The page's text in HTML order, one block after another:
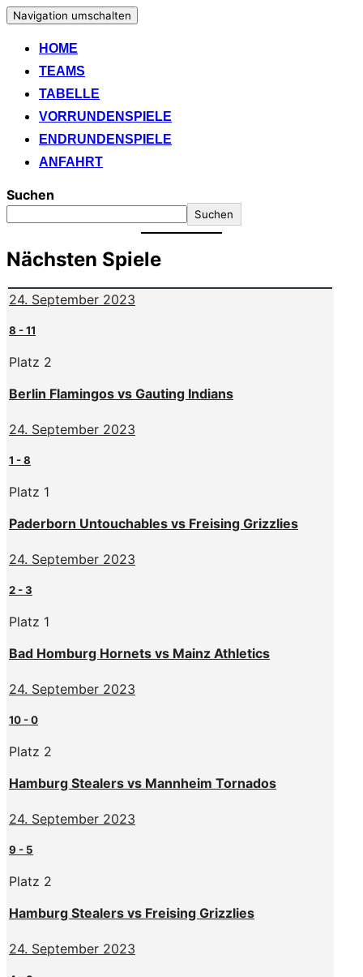
Navigation umschalten
HOME
TEAMS
TABELLE
VORRUNDENSPIELE
ENDRUNDENSPIELE
ANFAHRT
Suchen
Suchen
Nächsten Spiele
24. September 2023
8 -11
Platz 2
Berlin Flamingos vs Gauting Indians
24. September 2023
1 -8
Platz 1
Paderborn Untouchables vs Freising Grizzlies
24. September 2023
2 -3
Platz 1
Bad Homburg Hornets vs Mainz Athletics
24. September 2023
10 -0
Platz 2
Hamburg Stealers vs Mannheim Tornados
24. September 2023
9 - 5
Platz 2
Hamburg Stealers vs Freising Grizzlies
24. September 2023